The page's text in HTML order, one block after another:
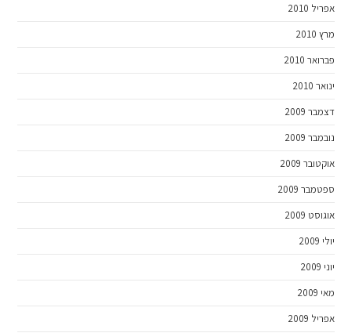
אפריל 2010
מרץ 2010
פברואר 2010
ינואר 2010
דצמבר 2009
נובמבר 2009
אוקטובר 2009
ספטמבר 2009
אוגוסט 2009
יולי 2009
יוני 2009
מאי 2009
אפריל 2009